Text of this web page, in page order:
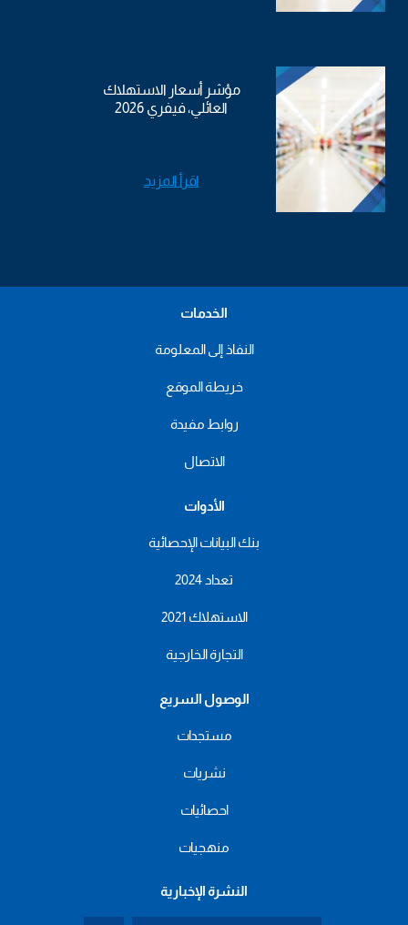
مؤشر أسعار الاستهلاك
العائلي، فيفري 2026
اقرأ المزيد
الخدمات
النفاذ إلى المعلومة
خريطة الموقع
روابط مفيدة
الاتصال
الأدوات
بنك البيانات الإحصائية
تعداد 2024
الاستهلاك 2021
التجارة الخارجية
الوصول السريع
مستجدات
نشريات
احصائيات
منهجيات
النشرة الإخبارية